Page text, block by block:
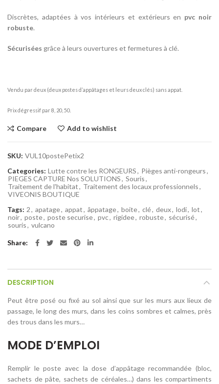
Discrètes, adaptées à vos intérieurs et extérieurs en pvc noir
robuste.
Sécurisées grâce à leurs ouvertures et fermetures à clé.
Vendu par deux (deux postes d’appâtages et leurs deux clés) sans appat.
Prix dégressif par 8, 20, 50.
Compare Add to wishlist
SKU: VUL10postePetix2
Categories: Lutte contre les RONGEURS, Pièges anti-rongeurs,
PIEGES CAPTURE Nos SOLUTIONS, Souris,
Traitement de l'habitat, Traitement des locaux professionnels,
VIVEONIS BOUTIQUE
Tags: 2, apatage, appat, âppatage, boite, clé, deux, lodi, lot,
noir, poste, poste securise, pvc, rigidee, robuste, sécurisé,
souris, vulcano
Share
DESCRIPTION
Peut être posé ou fixé au sol ainsi que sur les murs aux lieux de
passage, le long des murs, dans les coins sombres et calmes, près
des trous dans les murs…
MODE D’EMPLOI
Remplir le poste avec la dose d’appâtage recommandée (bloc,
sachets de pâte, sachets de céréales…) dans les compartiments